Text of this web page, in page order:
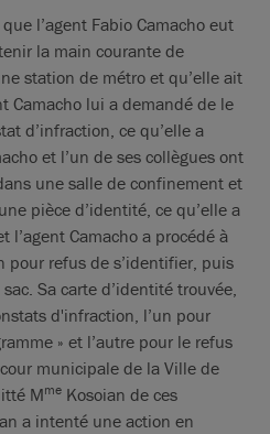
l’agent Fabio Camacho eut
la main courante de
station de métro et qu’elle ait
Camacho lui a demandé de le
d’infraction, ce qu’elle a
et l’un de ses collègues ont
une salle de confinement et
pièce d’identité, ce qu’elle a
l’agent Camacho a procédé à
pour refus de s’identifier, puis
Sa carte d’identité trouvée,
d'infraction, l’un pour
» et l’autre pour le refus
municipale de la Ville de
Mme Kosoian de ces
a intenté une action en